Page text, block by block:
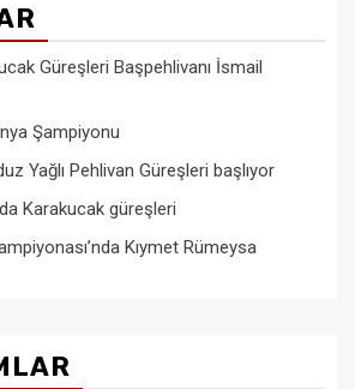
Güreşleri Başpehlivanı İsmail
Şampiyonu
Yağlı Pehlivan Güreşleri başlıyor
Karakucak güreşleri
Kıymet Rümeysa